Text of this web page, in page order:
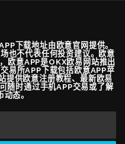
下载地址由欧意官网提供。
也不代表任何投资建议。欧意
欧意APP是OKX欧易网站推出
易所APP下载包括欧意APP苹
提供欧意注册教程、最新欧易
随时通过手机APP交易或了解
态。